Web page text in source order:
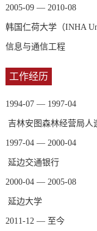
2005-09 — 2010-08
韩国仁荷大学（INHA
信息与通信工程
工作经历
1994-07 — 1997-04
吉林安图森林经营局人
1997-04 — 2000-04
延边交通银行
2000-04 — 2005-08
延边大学
2011-12 — 至今